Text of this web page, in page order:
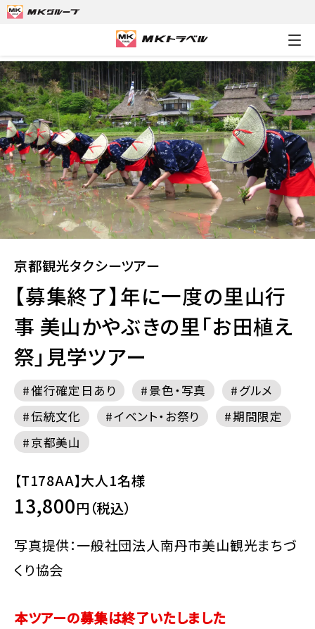
京都観光タクシーツアー 【募集終了】年に
京都観光タクシーツアー
【募集終了】年に一度の里山行
事 美山かやぶきの里「お田植え
祭」見学ツアー
催行確定日あり 景色・写真
グルメ
伝統文化
イベント・お祭り
期間限定
京都美山
【T178AA】大人1名様
13,800円（税込）
写真提供：一般社団法人南丹市美山観光まちづ
くり協会
本ツアーの募集は終了いたしました